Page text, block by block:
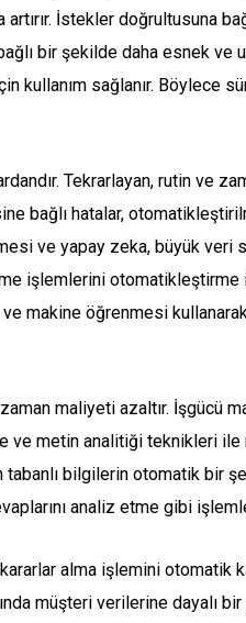
İstekler doğrultusuna
bir şekilde daha esnek ve
sağlanır. Böylece
Tekrarlayan, rutin ve
bağlı hatalar,
ve yapay zeka, büyük
işlemlerini otomatikleştirme
makine öğrenmesi
maliyeti azaltır. İşgücü
ve metin analitiği teknikleri
bilgilerin otomatik bir
analiz etme gibi
alma işlemini otomatik
müşteri verilerine dayalı